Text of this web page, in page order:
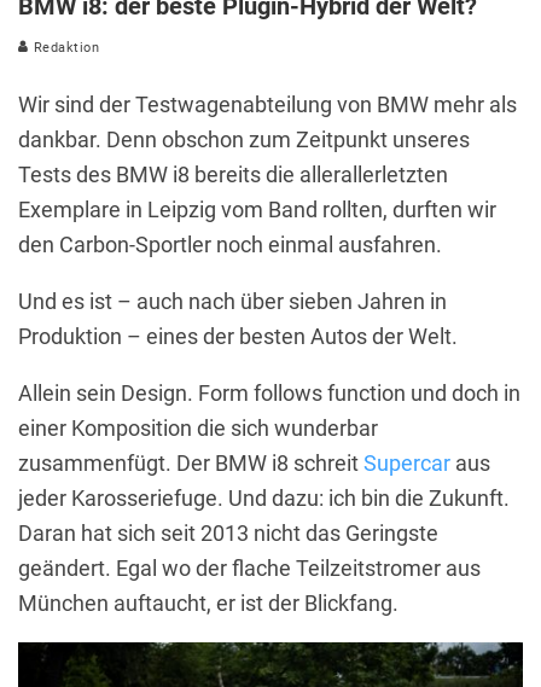
BMW i8: der beste Plugin-Hybrid der Welt?
Redaktion
Wir sind der Testwagenabteilung von BMW mehr als
dankbar. Denn obschon zum Zeitpunkt unseres
Tests des BMW i8 bereits die allerallerletzten
Exemplare in Leipzig vom Band rollten, durften wir
den Carbon-Sportler noch einmal ausfahren.
Und es ist – auch nach über sieben Jahren in
Produktion – eines der besten Autos der Welt.
Allein sein Design. Form follows function und doch in
einer Komposition die sich wunderbar
zusammenfügt. Der BMW i8 schreitSupercar aus
jeder Karosseriefuge. Und dazu: ich bin die Zukunft.
Daran hat sich seit 2013 nicht das Geringste
geändert. Egal wo der flache Teilzeitstromer aus
München auftaucht, er ist der Blickfang.